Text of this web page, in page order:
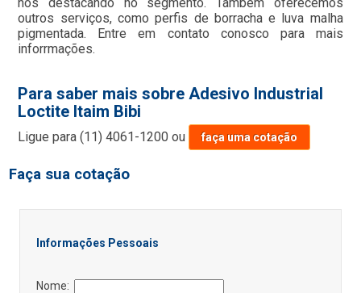
outros serviços, como perfis de borracha e luva malha
pigmentada. Entre em contato conosco para mais
inforrmações.
Para saber mais sobre Adesivo Industrial
Loctite Itaim Bibi
Ligue para(11) 4061-1200 ou faça uma cotação
Faça sua cotação
Informações Pessoais
Nome: